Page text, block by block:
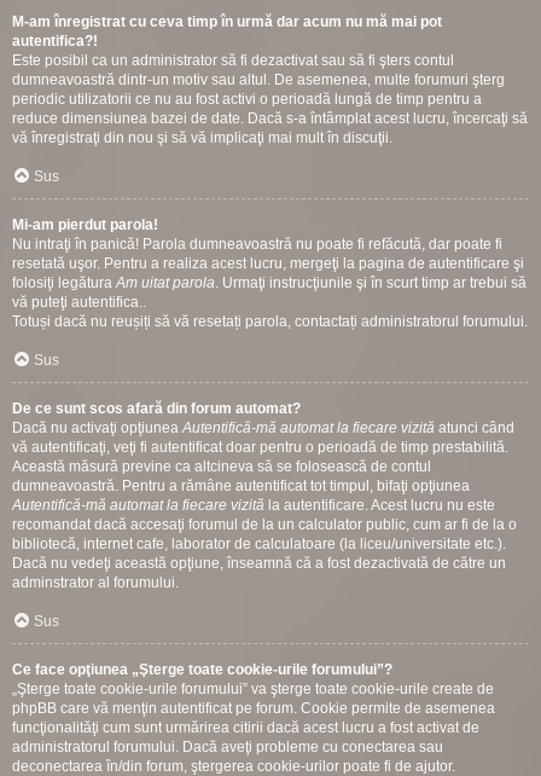
M-am înregistrat cu ceva timp în urmă dar acum nu mă mai pot
autentifica?!
Este posibil ca un administrator să fi dezactivat sau să fi şters contul
dumneavoastră dintr-un motiv sau altul. De asemenea, multe forumuri şterg
periodic utilizatorii ce nu au fost activi o perioadă lungă de timp pentru a
reduce dimensiunea bazei de date. Dacă s-a întâmplat acest lucru, încercaţi să
vă înregistraţi din nou şi să vă implicaţi mai mult în discuţii.
Sus
Mi-am pierdut parola!
Nu intraţi în panică! Parola dumneavoastră nu poate fi refăcută, dar poate fi
resetată uşor. Pentru a realiza acest lucru, mergeţi la pagina de autentificare şi
folosiţi legăturaAm uitat parola. Urmaţi instrucţiunile şi în scurt timp ar trebui să
vă puteţi autentifica..
Totuși dacă nu reușiți să vă resetați parola, contactați administratorul forumului.
Sus
De ce sunt scos afară din forum automat?
Dacă nu activaţi opţiuneaAutentifică-mă automat la fiecare vizită atunci când
vă autentificaţi, veţi fi autentificat doar pentru o perioadă de timp prestabilită.
Această măsură previne ca altcineva să se folosească de contul
dumneavoastră. Pentru a rămâne autentificat tot timpul, bifaţi opţiunea
Autentifică-mă automat la fiecare vizită la autentificare. Acest lucru nu este
recomandat dacă accesaţi forumul de la un calculator public, cum ar fi de la o
bibliotecă, internet cafe, laborator de calculatoare (la liceu/universitate etc.).
Dacă nu vedeţi această opţiune, înseamnă că a fost dezactivată de către un
adminstrator al forumului.
Sus
Ce face opţiunea „Şterge toate cookie-urile forumului”?
„Şterge toate cookie-urile forumului” va şterge toate cookie-urile create de
phpBB care vă menţin autentificat pe forum. Cookie permite de asemenea
funcţionalităţi cum sunt urmărirea citirii dacă acest lucru a fost activat de
administratorul forumului. Dacă aveţi probleme cu conectarea sau
deconectarea în/din forum, ştergerea cookie-urilor poate fi de ajutor.